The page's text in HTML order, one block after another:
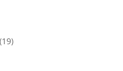
(19)